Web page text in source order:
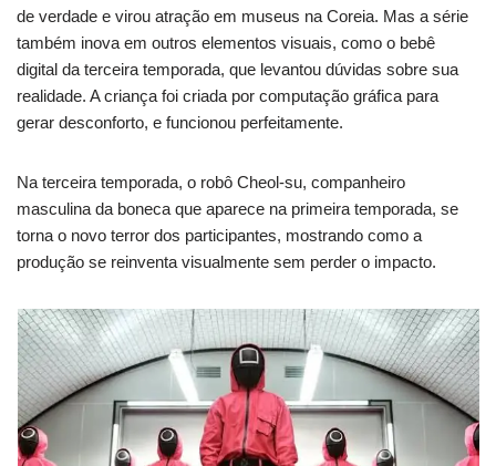
de verdade e virou atração em museus na Coreia. Mas a série
também inova em outros elementos visuais, como o bebê
digital da terceira temporada, que levantou dúvidas sobre sua
realidade. A criança foi criada por computação gráfica para
gerar desconforto, e funcionou perfeitamente.
Na terceira temporada, o robô Cheol-su, companheiro
masculina da boneca que aparece na primeira temporada, se
torna o novo terror dos participantes, mostrando como a
produção se reinventa visualmente sem perder o impacto.